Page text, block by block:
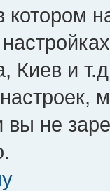
котором
Киев и
вы не